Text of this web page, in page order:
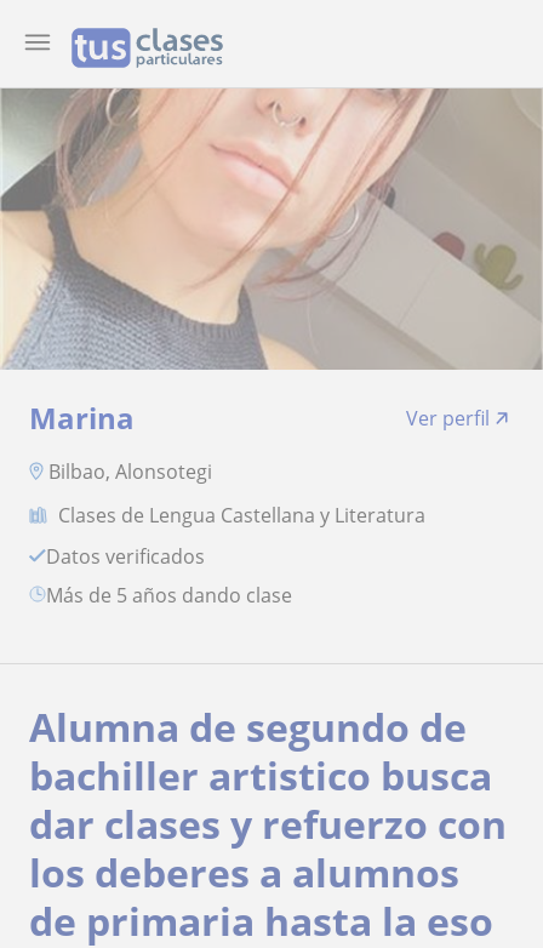
Marina
Ver perfil
Bilbao, Alonsotegi
Clases de Lengua Castellana y Literatura
Datos verificados
más de 5 años dando clase
Alumna de segundo de
bachiller artistico busca
dar clases y refuerzo con
los deberes a alumnos
de primaria hasta la eso